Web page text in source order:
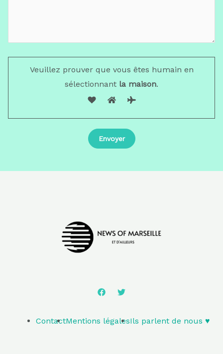
Veuillez prouver que vous êtes humain en
sélectionnant la maison.
ContactMentions légalesIls parlent de nous ♥️